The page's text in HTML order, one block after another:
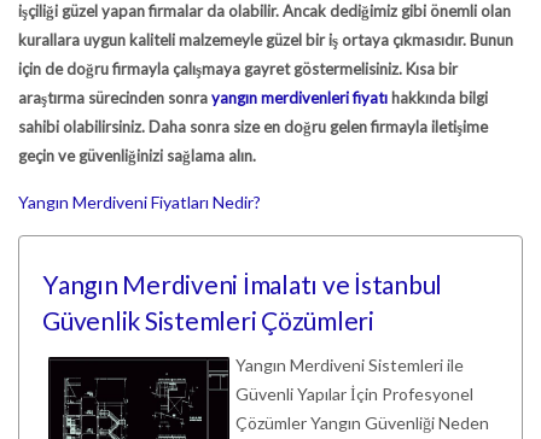
işçiliği güzel yapan firmalar da olabilir. Ancak dediğimiz gibi önemli olan
kurallara uygun kaliteli malzemeyle güzel bir iş ortaya çıkmasıdır. Bunun
için de doğru firmayla çalışmaya gayret göstermelisiniz. Kısa bir
araştırma sürecinden sonrayangın merdivenleri fiyatı hakkında bilgi
sahibi olabilirsiniz. Daha sonra size en doğru gelen firmayla iletişime
geçin ve güvenliğinizi sağlama alın.
Yangın Merdiveni Fiyatları Nedir?
Yangın Merdiveni İmalatı ve İstanbul
Güvenlik Sistemleri Çözümleri
Yangın Merdiveni Sistemleri ile
Güvenli Yapılar İçin Profesyonel
Çözümler Yangın Güvenliği Neden